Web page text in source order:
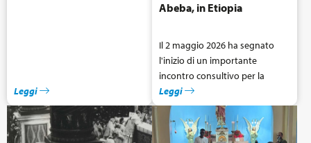
Leggi
Abeba, in Etiopia
Il 2 maggio 2026 ha segnato
l'inizio di un importante
incontro consultivo per la
nostra regione, tenutosi ad
Addis Abeba. Questo evento
non è stato solo un incontro,
ma un momento sacro per
Leggi